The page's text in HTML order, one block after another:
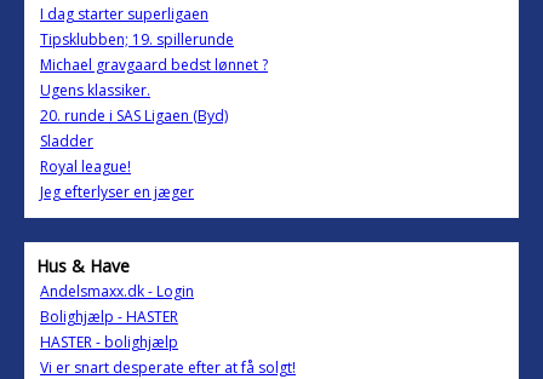
I dag starter superligaen
Tipsklubben; 19. spillerunde
Michael gravgaard bedst lønnet ?
Ugens klassiker.
20. runde i SAS Ligaen (Byd)
Sladder
Royal league!
Jeg efterlyser en jæger
Hus & Have
Andelsmaxx.dk - Login
Bolighjælp - HASTER
HASTER - bolighjælp
Vi er snart desperate efter at få solgt!